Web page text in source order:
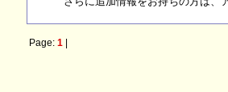
Page: 1|